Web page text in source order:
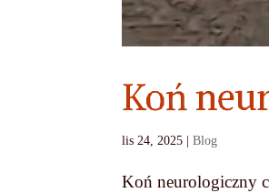
Koń
lis 24, 2025 |Blog
Koń neurologiczny